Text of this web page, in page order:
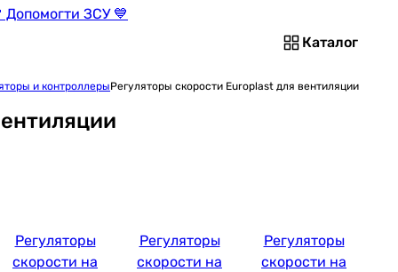
Допомогти ЗСУ 💙
Каталог
и контроллерыРегуляторы скорости Europlast для вентиляции
Регуляторы
скорости на
Регуляторы
скорости на
Регуляторы
скорости на